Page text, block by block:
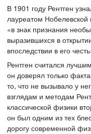
В 1901 году Рентген
лауреатом
«в знак признания
выразившихся в
впоследствии в его
Рентген считался
он доверял только
то, что не вызывало у
взглядам и методам
классической физики
он был одним из тех
дорогу современной